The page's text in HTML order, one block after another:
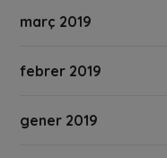
març 2019
febrer 2019
gener 2019